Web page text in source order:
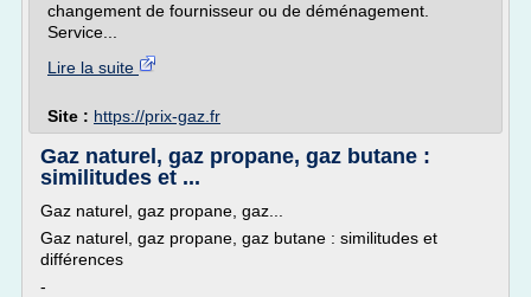
changement de fournisseur ou de déménagement.
Service...
Lire la suite
Site : https://prix-gaz.fr
Gaz naturel, gaz propane, gaz butane :
similitudes et ...
Gaz naturel, gaz propane, gaz...
Gaz naturel, gaz propane, gaz butane : similitudes et
différences
-